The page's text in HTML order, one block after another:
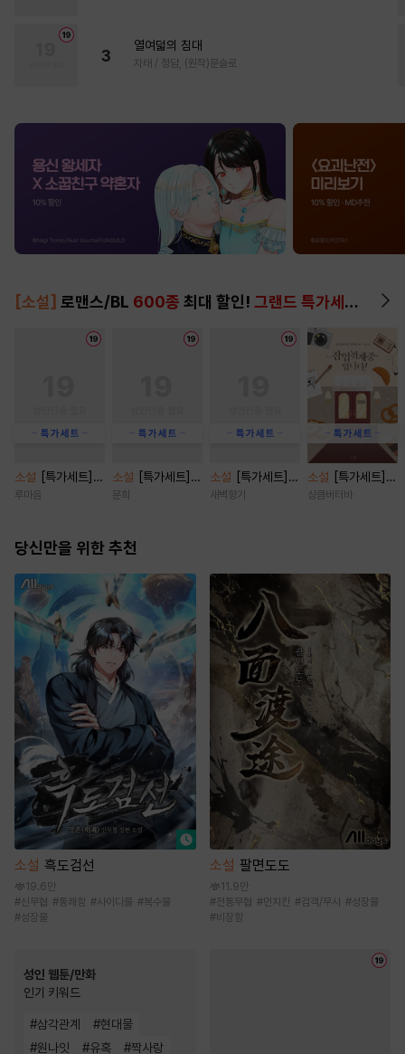
3
열여덟의 침대
자태 / 청담, (원작)문슬로
[소설] 로맨스/BL 600종 최대 할인! 그랜드 특가세트
소설
[특가세트]
황제의 침실을 지
루마음
소설
[특가세트]
쿼터백의 터치다운
문희
소설
[특가세트]
함부로 사랑 [단행
새벽향기
소설
[특가세트]
잠입취재 중입니
상큼버터바
당신만을 위한 추천
소설 흑도검선
19.6만
#신무협 #통쾌함 #사이다물 #복수물
#성장물
성인 웹툰/만화
인기 키워드
#삼각관계 #현대물
#원나잇 #유혹 #짝사랑
소설 팔면도도
11.9만
#전통무협 #먼치킨 #검객/무사 #성장물
#비장함